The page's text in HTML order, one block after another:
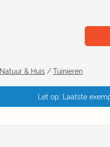
Natuur & Huis / Tuinieren
Let op: Laatste